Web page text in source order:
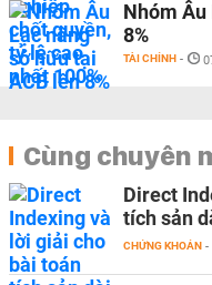
Nhóm Âu
8%
TÀI CHÍNH -
Cùng chuyên
Direct
tích sản
CHỨNG KHOÁN -